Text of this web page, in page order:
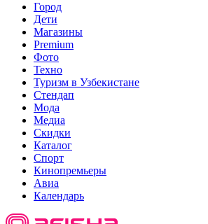
Город
Дети
Магазины
Premium
Фото
Техно
Туризм в Узбекистане
Стендап
Мода
Медиа
Скидки
Каталог
Спорт
Кинопремьеры
Авиа
Календарь